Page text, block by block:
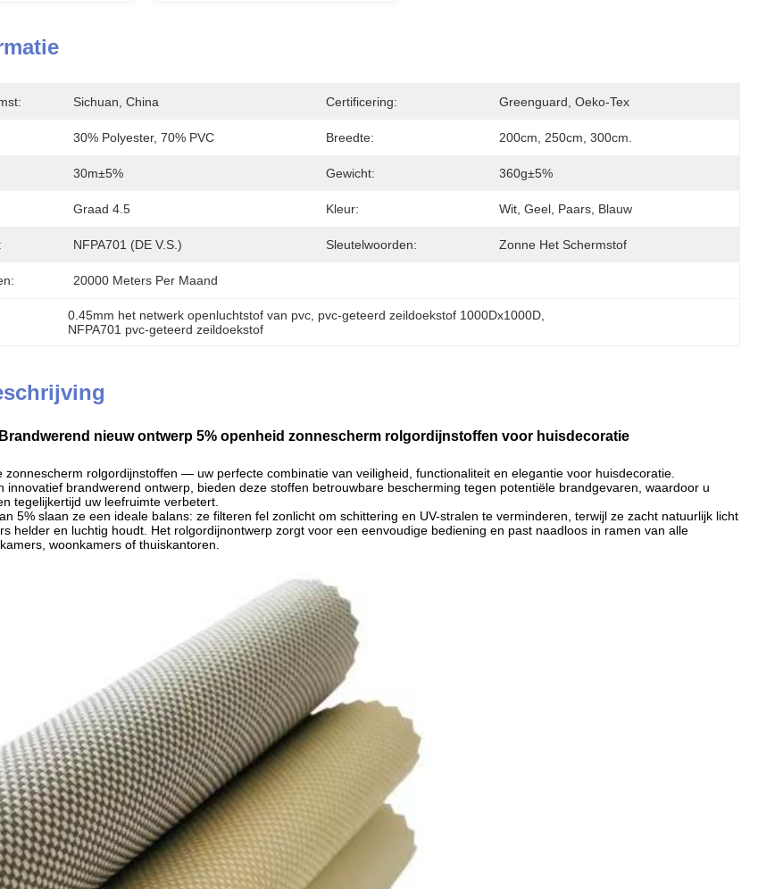
Sichuan, China Certificering: Greenguard, Oeko-Tex
30% Polyester, 70% PVC Breedte: 200cm, 250cm, 300cm.
30m±5% Gewicht: 360g±5%
Graad 4.5 Kleur: Wit, Geel, Paars, Blauw
NFPA701 (DE V.S.) Sleutelwoorden: Zonne Het Schermstof
20000 Meters Per Maand
0.45mm het netwerk openluchtstof van pvc pvc-geteerd zeildoekstof 1000Dx1000D
NFPA701 pvc-geteerd zeildoekstof
Brandwerend nieuw ontwerp 5% openheid zonnescherm rolgordijnstoffen voor huisdecoratie
zonnescherm rolgordijnstoffen — uw perfecte combinatie van veiligheid, functionaliteit en elegantie voor huisdecoratie.
innovatief brandwerend ontwerp, bieden deze stoffen betrouwbare bescherming tegen potentiële brandgevaren, waardoor u
tegelijkertijd uw leefruimte verbetert.
5% slaan ze een ideale balans: ze filteren fel zonlicht om schittering en UV-stralen te verminderen, terwijl ze zacht natuurlijk licht
helder en luchtig houdt. Het rolgordijnontwerp zorgt voor een eenvoudige bediening en past naadloos in ramen van alle
woonkamers of thuiskantoren.